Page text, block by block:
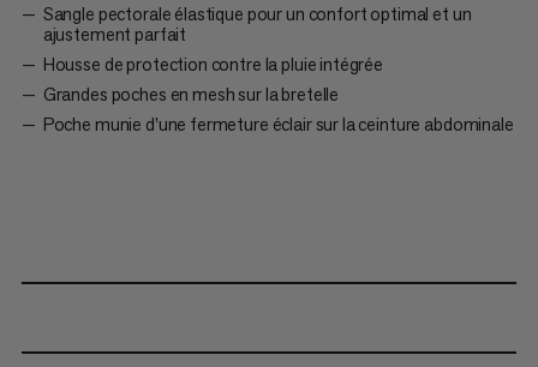
Sangle pectorale élastique pour un confort optimal et un
ajustement parfait
Housse de protection contre la pluie intégrée
Grandes poches en mesh sur la bretelle
Poche munie d’une fermeture éclair sur la ceinture abdominale